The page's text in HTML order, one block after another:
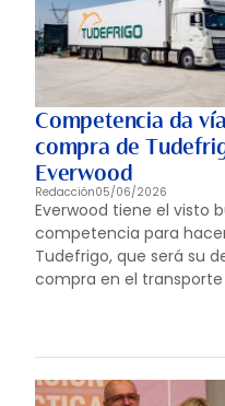
Competencia da
compra de
Everwood
Redacción05/06/2026
Everwood tiene el visto
competencia para
Tudefrigo, que será su
compra en el